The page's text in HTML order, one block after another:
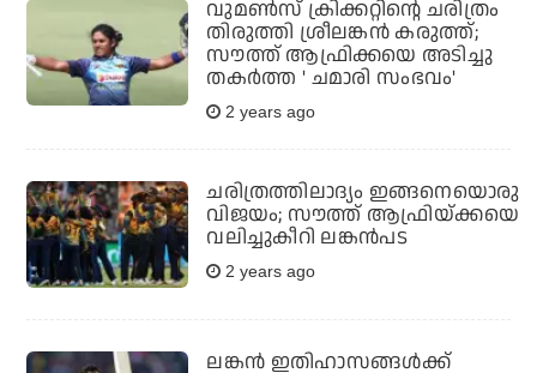
വുമണ്‍സ് ക്രിക്കറ്റിന്റെ ചരിത്രം
തിരുത്തി ശ്രീലങ്കന്‍ കരുത്ത്;
സൗത്ത് ആഫ്രിക്കയെ അടിച്ചു
തകര്‍ത്ത ' ചമാരി സംഭവം'
2 years ago
ചരിത്രത്തിലാദ്യം ഇങ്ങനെയൊരു
വിജയം; സൗത്ത് ആഫ്രിയ്ക്കയെ
വലിച്ചുകീറി ലങ്കൻപട
2 years ago
ലങ്കൻ ഇതിഹാസങ്ങൾക്ക്